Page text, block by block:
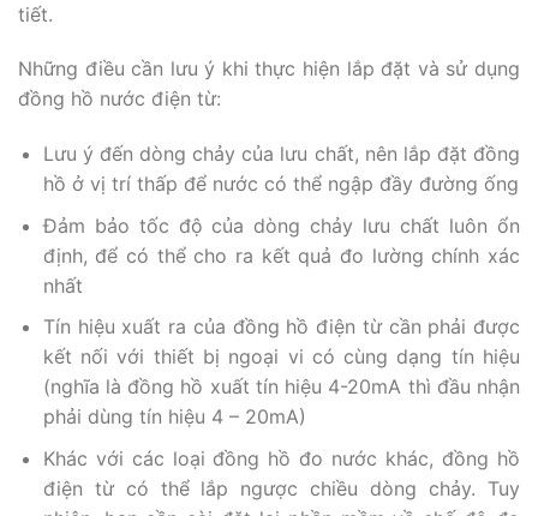
tiết.
Những điều cần lưu ý khi thực hiện lắp đặt và sử dụng
đồng hồ nước điện từ:
Lưu ý đến dòng chảy của lưu chất, nên lắp đặt đồng
hồ ở vị trí thấp để nước có thể ngập đầy đường ống
Đảm bảo tốc độ của dòng chảy lưu chất luôn ổn
định, để có thể cho ra kết quả đo lường chính xác
nhất
Tín hiệu xuất ra của đồng hồ điện từ cần phải được
kết nối với thiết bị ngoại vi có cùng dạng tín hiệu
(nghĩa là đồng hồ xuất tín hiệu 4-20mA thì đầu nhận
phải dùng tín hiệu 4 – 20mA)
Khác với các loại đồng hồ đo nước khác, đồng hồ
điện từ có thể lắp ngược chiều dòng chảy. Tuy